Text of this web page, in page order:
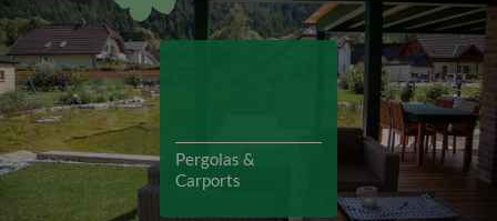
Pergolas &
Carports